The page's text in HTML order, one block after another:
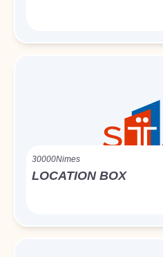
30000Nimes
LOCATION BOX